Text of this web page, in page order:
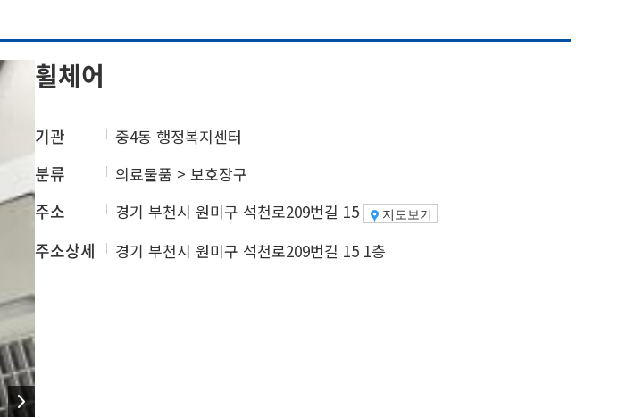
휠체어
기관 중4동 행정복지센터
분류 의료물품 > 보호장구
주소 경기 부천시 원미구 석천로209번길 15 지도보기
주소상세 경기 부천시 원미구 석천로209번길 15 1층